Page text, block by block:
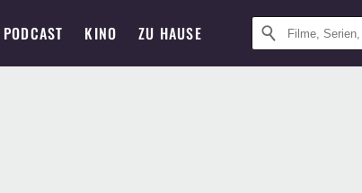
PODCAST KINO ZU HAUSE